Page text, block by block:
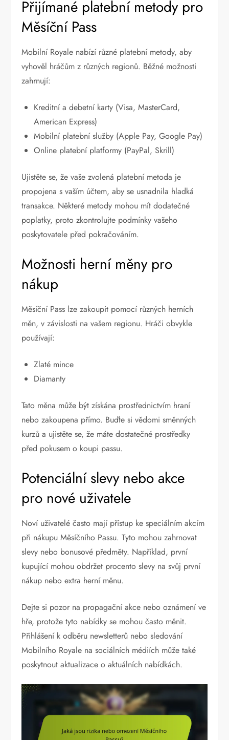
Přijímané platební metody pro
Měsíční Pass
Mobilní Royale nabízí různé platební metody, aby
vyhověl hráčům z různých regionů. Běžné možnosti
zahrnují:
Kreditní a debetní karty (Visa, MasterCard,
American Express)
Mobilní platební služby (Apple Pay, Google Pay)
Online platební platformy (PayPal, Skrill)
Ujistěte se, že vaše zvolená platební metoda je
propojena s vaším účtem, aby se usnadnila hladká
transakce. Některé metody mohou mít dodatečné
poplatky, proto zkontrolujte podmínky vašeho
poskytovatele před pokračováním.
Možnosti herní měny pro
nákup
Měsíční Pass lze zakoupit pomocí různých herních
měn, v závislosti na vašem regionu. Hráči obvykle
používají:
Zlaté mince
Diamanty
Tato měna může být získána prostřednictvím hraní
nebo zakoupena přímo. Buďte si vědomi směnných
kurzů a ujistěte se, že máte dostatečné prostředky
před pokusem o koupi passu.
Potenciální slevy nebo akce
pro nové uživatele
Noví uživatelé často mají přístup ke speciálním akcím
při nákupu Měsíčního Passu. Tyto mohou zahrnovat
slevy nebo bonusové předměty. Například, první
kupující mohou obdržet procento slevy na svůj první
nákup nebo extra herní měnu.
Dejte si pozor na propagační akce nebo oznámení ve
hře, protože tyto nabídky se mohou často měnit.
Přihlášení k odběru newsletterů nebo sledování
Mobilního Royale na sociálních médiích může také
poskytnout aktualizace o aktuálních nabídkách.